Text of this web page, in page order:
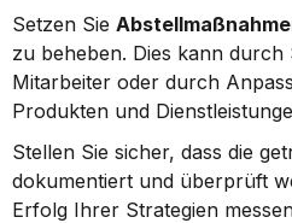
Setzen Sie
zu beheben. Dies kann
Mitarbeiter oder durch
Produkten und
Stellen Sie sicher, dass die
dokumentiert und überprüft
Erfolg Ihrer Strategien